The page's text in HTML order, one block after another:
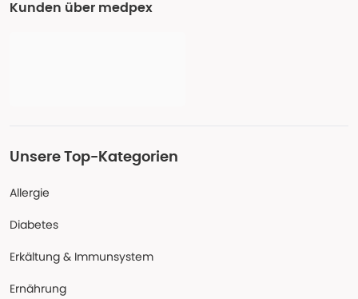
Kunden über medpex
Unsere Top-Kategorien
Allergie
Diabetes
Erkältung & Immunsystem
Ernährung